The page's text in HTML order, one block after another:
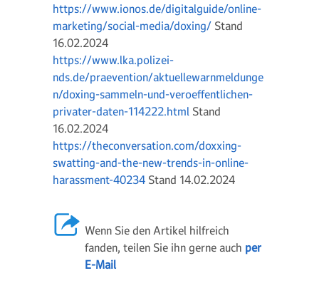
https://www.ionos.de/digitalguide/online-
marketing/social-media/doxing/ Stand
16.02.2024
https://www.lka.polizei-
nds.de/praevention/aktuellewarnmeldunge
n/doxing-sammeln-und-veroeffentlichen-
privater-daten-114222.html Stand
16.02.2024
https://theconversation.com/doxxing-
swatting-and-the-new-trends-in-online-
harassment-40234 Stand 14.02.2024
Wenn Sie den Artikel hilfreich
fanden, teilen Sie ihn gerne auch per
E-Mail